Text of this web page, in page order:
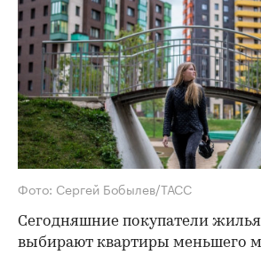
Фото: Сергей Бобылев/ТАСС
Сегодняшние покупатели
выбирают квартиры меньшего